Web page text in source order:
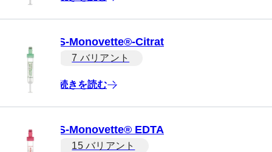
S-Monovette®-Citrat
7 バリアント
続きを読む
S-Monovette® EDTA
15 バリアント